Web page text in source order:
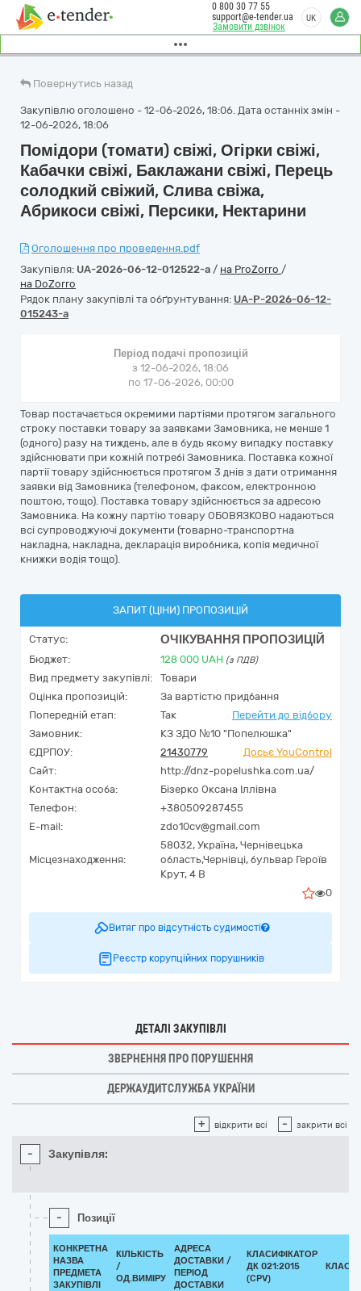
Замовити дзвінок
0 800 30 77 55
support@e-tender.ua
UK
Повернутись назад
Закупівлю оголошено - 12-06-2026, 18:06. Дата останніх змін -
12-06-2026, 18:06
Помідори (томати) свіжі, Огірки свіжі,
Кабачки свіжі, Баклажани свіжі, Перець
солодкий свіжий, Слива свіжа,
Абрикоси свіжі, Персики, Нектарини
Оголошення про проведення.pdf
Закупівля: UA-2026-06-12-012522-a / на ProZorro /
на DoZorro
Рядок плану закупівлі та обґрунтування: UA-P-2026-06-12-
015243-a
Період подачі пропозицій
з 12-06-2026, 18:06
по 17-06-2026, 00:00
Товар постачається окремими партіями протягом загального
строку поставки товару за заявками Замовника, не менше 1
(одного) разу на тиждень, але в будь якому випадку поставку
здійснювати при кожній потребі Замовника. Поставка кожної
партії товару здійснюється протягом 3 днів з дати отримання
заявки від Замовника (телефоном, факсом, електронною
поштою, тощо). Поставка товару здійснюється за адресою
Замовника. На кожну партію товару ОБОВЯЗКОВО надаються
всі супроводжуючі документи (товарно-транспортна
накладна, накладна, декларація виробника, копія медичної
книжки водія тощо).
ЗАПИТ (ЦІНИ) ПРОПОЗИЦІЙ
Статус: ОЧІКУВАННЯ ПРОПОЗИЦІЙ
Бюджет: 128 000 UAH (з ПДВ)
Вид предмету закупівлі:
Товари
Оцінка пропозицій:
За вартістю придбання
Попередній етап:
Так
Перейти до відбору
Замовник:
КЗ ЗДО №10 "Попелюшка"
ЄДРПОУ:
21430779
Досьє YouControl
Сайт:
http://dnz-popelushka.com.ua/
Контактна особа:
Бізерко Оксана Іллівна
Телефон:
+380509287455
E-mail:
zdo10cv@gmail.com
Місцезнаходження:
58032, Україна, Чернівецька
область,Чернівці, бульвар Героїв
Крут, 4 В
0
Витяг про відсутність судимості
Реєстр корупційних порушників
ДЕТАЛІ ЗАКУПІВЛІ
ЗВЕРНЕННЯ ПРО ПОРУШЕННЯ
ДЕРЖАУДИТСЛУЖБА УКРАЇНИ
+ відкрити всі - закрити всі
- Закупівля:
- Позиції
КОНКРЕТНА
НАЗВА
ПРЕДМЕТА
ЗАКУПІВЛІ
КІЛЬКІСТЬ
/
ОД.ВИМІРУ
АДРЕСА
ДОСТАВКИ /
ПЕРІОД
ДОСТАВКИ
КЛАСИФІКАТОР
ДК 021:2015
(CPV)